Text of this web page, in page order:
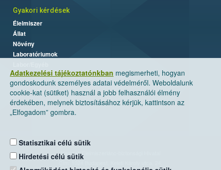
Adatkezelési tájékoztatónkban megismerheti, hogyan
gondoskodunk személyes adatai védelméről. Weboldalunk
cookie-kat (sütiket) használ a jobb felhasználói élmény
érdekében, melynek biztosításához kérjük, kattintson az
„Elfogadom” gombra.
Statisztikai célú sütik
Hirdetési célú sütik
Gyakori kérdések
Élelmiszer
Állat
Növény
Laboratóriumok
Nemzeti Élelmiszerlánc-biztonsági Hivatal